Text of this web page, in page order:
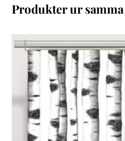
Produkter ur